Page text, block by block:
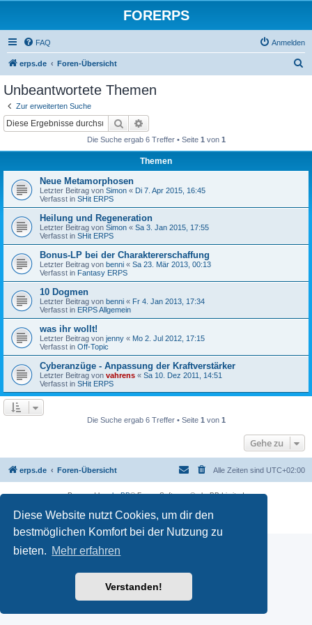
Diese Website nutzt Cookies, um dir den
bestmöglichen Komfort bei der Nutzung zu
bieten. Mehr erfahren
Verstanden!
FORERPS
FAQ Anmelden
erps.de Foren-Übersicht
Unbeantwortete Themen
Zur erweiterten Suche
Suche
Die Suche ergab 6 Treffer • Seite 1 von 1
Themen
Neue Metamorphosen
Letzter Beitrag von Simon « Di 7. Apr 2015, 16:45
Verfasst in SHit ERPS
Heilung und Regeneration
Letzter Beitrag von Simon « Sa 3. Jan 2015, 17:55
Verfasst in SHit ERPS
Bonus-LP bei der Charaktererschaffung
Letzter Beitrag von benni « Sa 23. Mär 2013, 00:13
Verfasst in Fantasy ERPS
10 Dogmen
Letzter Beitrag von benni « Fr 4. Jan 2013, 17:34
Verfasst in ERPS Allgemein
was ihr wollt!
Letzter Beitrag von jenny « Mo 2. Jul 2012, 17:15
Verfasst in Off-Topic
Cyberanzüge - Anpassung der Kraftverstärker
Letzter Beitrag von vahrens « Sa 10. Dez 2011, 14:51
Verfasst in SHit ERPS
Die Suche ergab 6 Treffer • Seite 1 von 1
Gehe zu
erps.de Foren-Übersicht Alle Zeiten sind UTC+02:00
Powered byphpBB® Forum Software © phpBB Limited
PRIVACY_LINK| TERMS_LINK